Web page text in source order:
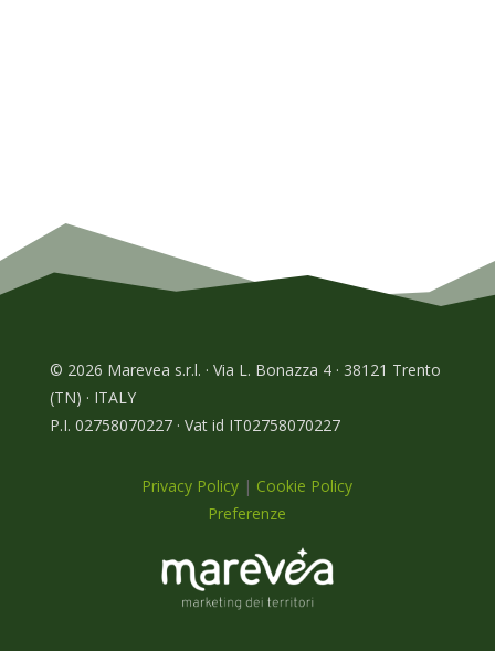
© 2026 Marevea s.r.l. · Via L. Bonazza 4 · 38121 Trento
(TN) · ITALY
P.I. 02758070227 · Vat id IT02758070227
Privacy Policy | Cookie Policy
Preferenze